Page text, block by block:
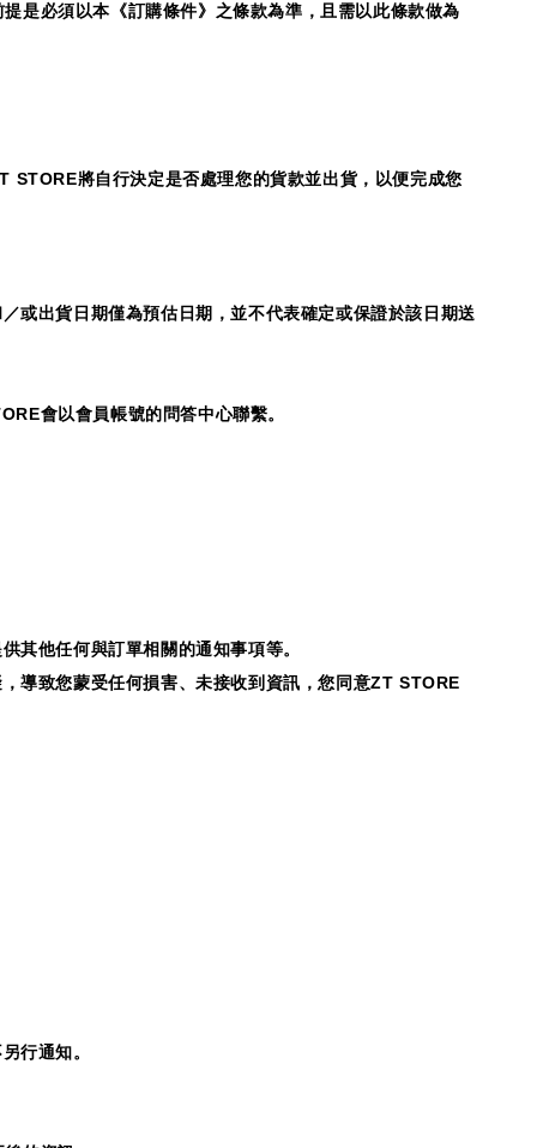
是必須以本《訂購條件》之條款為準，且需以此條款做為
STORE將自行決定是否處理您的貨款並出貨，以便完成您
或出貨日期僅為預估日期，並不代表確定或保證於該日期送
會以會員帳號的問答中心聯繫。
其他任何與訂單相關的通知事項等。
導致您蒙受任何損害、未接收到資訊，您同意ZT STORE
行通知。